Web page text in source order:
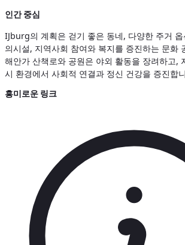
인간 중심
IJburg의 계획은 걷기 좋은 동네, 다양한 주거
의시설, 지역사회 참여와 복지를 증진하는 문화
해안가 산책로와 공원은 야외 활동을 장려하고,
시 환경에서 사회적 연결과 정신 건강을 증진합
흥미로운 링크